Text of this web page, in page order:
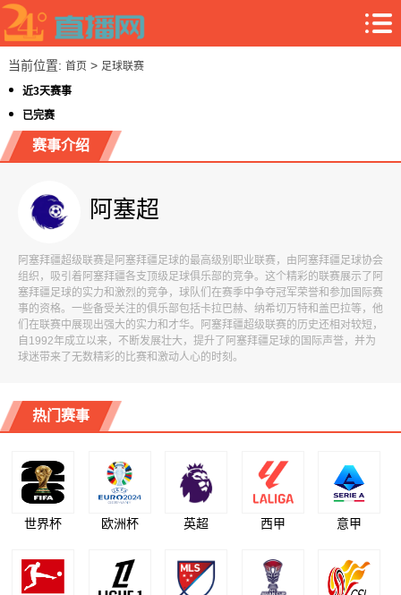
当前位置: 首页> 足球联赛
近3天赛事
已完赛
赛事介绍
阿塞超
阿塞拜疆超级联赛是阿塞拜疆足球的最高级别职业联赛，由阿塞拜疆足球协会
组织，吸引着阿塞拜疆各支顶级足球俱乐部的竞争。这个精彩的联赛展示了阿
塞拜疆足球的实力和激烈的竞争，球队们在赛季中争夺冠军荣誉和参加国际赛
事的资格。一些备受关注的俱乐部包括卡拉巴赫、纳希切万特和盖巴拉等，他
们在联赛中展现出强大的实力和才华。阿塞拜疆超级联赛的历史还相对较短，
自1992年成立以来，不断发展壮大，提升了阿塞拜疆足球的国际声誉，并为
球迷带来了无数精彩的比赛和激动人心的时刻。
热门赛事
世界杯 欧洲杯 英超 西甲 意甲